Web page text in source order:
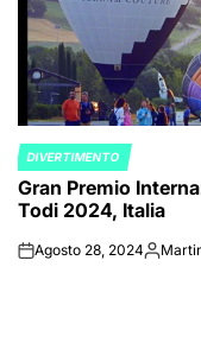
POSTED
IN
DIVERTIMENTO
Gran Premio
Todi 2024, Italia
onAgosto 28, 2024Posted